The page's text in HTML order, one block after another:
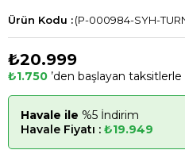
(P-000984-SYH-
₺20.999
₺1.750 ’den başlayan taksitlerle
Havale ile %5 İndirim
Havale Fiyatı : ₺19.949